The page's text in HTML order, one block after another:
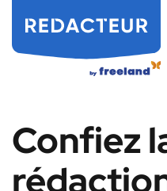
Confiez